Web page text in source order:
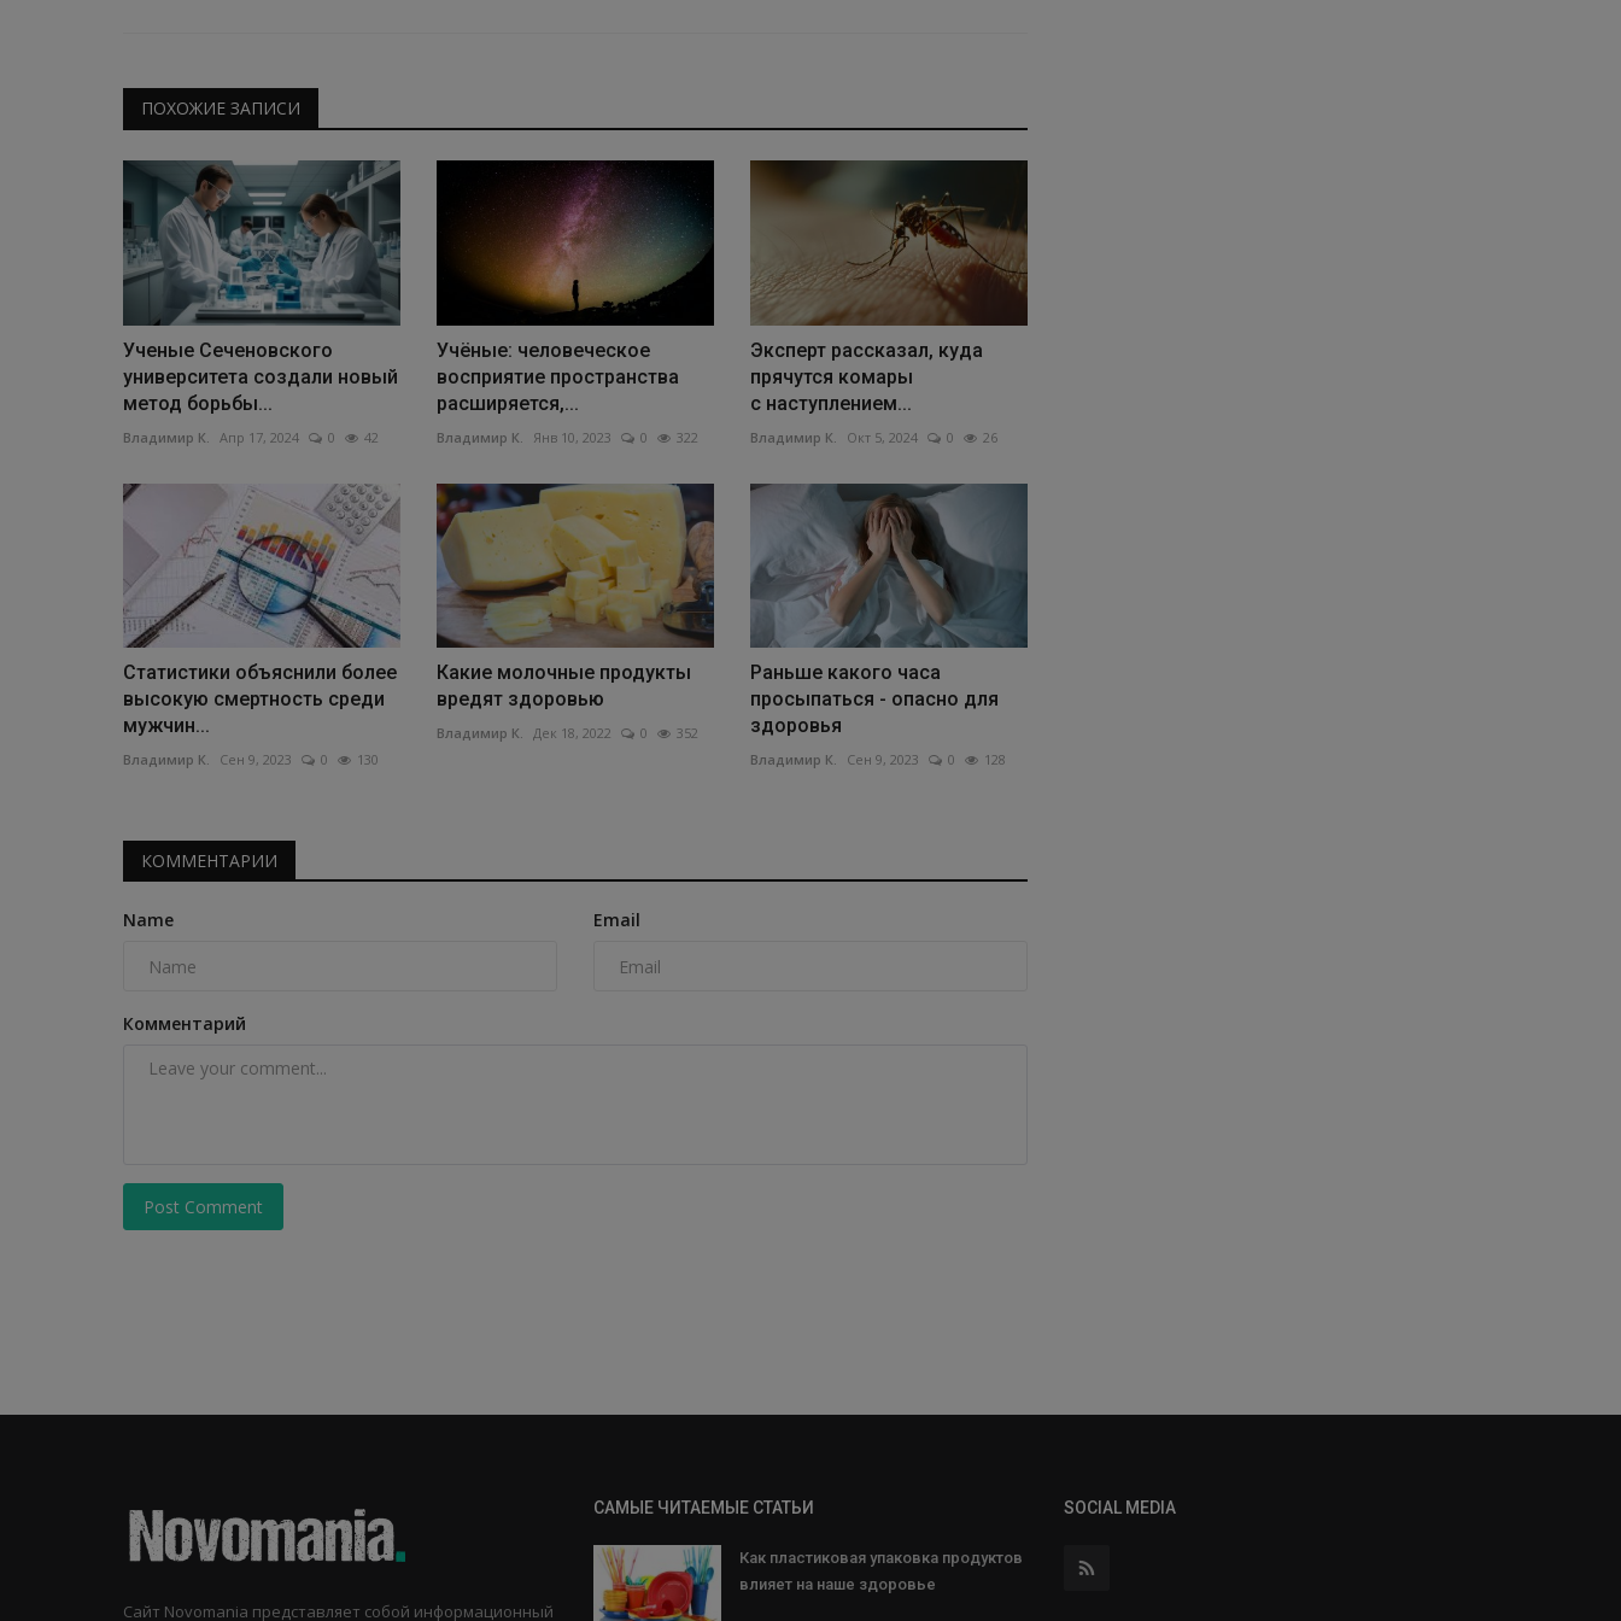
ПОХОЖИЕ ЗАПИСИ
Ученые Сеченовского
университета создали новый
метод борьбы...
Владимир К. Апр 17, 2024 0 42
Учёные: человеческое
восприятие пространства
расширяется,...
Владимир К. Янв 10, 2023 0 322
Эксперт рассказал, куда
прячутся комары
с наступлением...
Владимир К. Окт 5, 2024 0 26
Статистики объяснили более
высокую смертность среди
мужчин...
Владимир К. Сен 9, 2023 0 130
Какие молочные продукты
вредят здоровью
Владимир К. Дек 18, 2022 0 352
Раньше какого часа
просыпаться - опасно для
здоровья
Владимир К. Сен 9, 2023 0 128
КОММЕНТАРИИ
Name Email
Комментарий
Post Comment
Сайт Novomania представляет собой информационный
САМЫЕ ЧИТАЕМЫЕ СТАТЬИ
Как пластиковая упаковка продуктов
влияет на наше здоровье
SOCIAL MEDIA